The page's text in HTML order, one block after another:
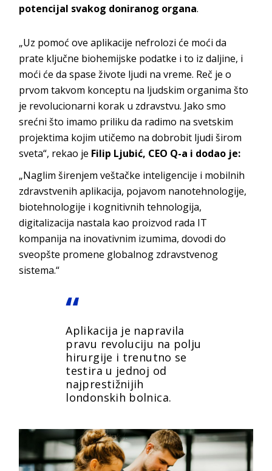
potencijal svakog doniranog organa.
„Uz pomoć ove aplikacije nefrolozi će moći da
prate ključne biohemijske podatke i to iz daljine, i
moći će da spase živote ljudi na vreme. Reč je o
prvom takvom konceptu na ljudskim organima što
je revolucionarni korak u zdravstvu. Jako smo
srećni što imamo priliku da radimo na svetskim
projektima kojim utičemo na dobrobit ljudi širom
sveta“, rekao je Filip Ljubić, CEO Q-a i dodao je:
„Naglim širenjem veštačke inteligencije i mobilnih
zdravstvenih aplikacija, pojavom nanotehnologije,
biotehnologije i kognitivnih tehnologija,
digitalizacija nastala kao proizvod rada IT
kompanija na inovativnim izumima, dovodi do
sveopšte promene globalnog zdravstvenog
sistema.“
Aplikacija je napravila
pravu revoluciju na polju
hirurgije i trenutno se
testira u jednoj od
najprestižnijih
londonskih bolnica.